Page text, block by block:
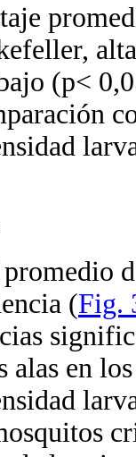
(p<
(Fig.
alas en